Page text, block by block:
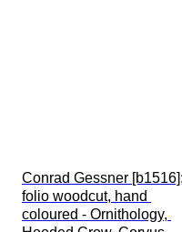
Conrad Gessner [b1516];
folio woodcut, hand
coloured - Ornithology,